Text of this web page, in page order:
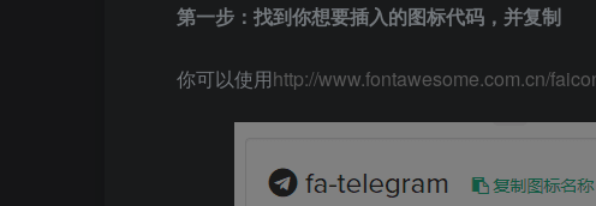
第一步：找到你想要插入的图标代码，并复制
你可以使用http://www.fontawesome.com.cn/